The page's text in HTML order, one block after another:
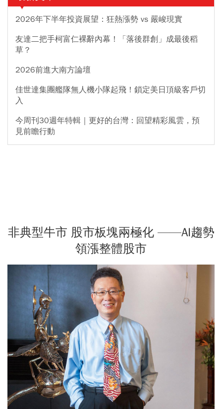
2026年下半年投資展望：狂熱漲勢 vs 嚴峻現實
友達二把手柯富仁裸辭內幕！「落後群創」成最後稻
草？
2026前進大南方論壇
佳世達集團艦隊無人機小隊起飛！鎖定美日頂級客戶切
入
今周刊30週年特輯｜更好的台灣：回望精彩風雲，預
見前瞻行動
非典型牛市 股市板塊兩極化 ——AI趨勢
領漲整體股市